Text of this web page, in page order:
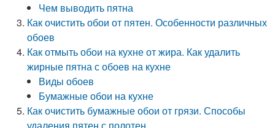
Чем выводить пятна
Как очистить обои от пятен. Особенности различных
обоев
Как отмыть обои на кухне от жира. Как удалить
жирные пятна с обоев на кухне
Виды обоев
Бумажные обои на кухне
Как очистить бумажные обои от грязи. Способы